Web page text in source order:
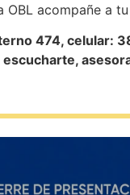
OBL acompañe a
474, celular:
escucharte,